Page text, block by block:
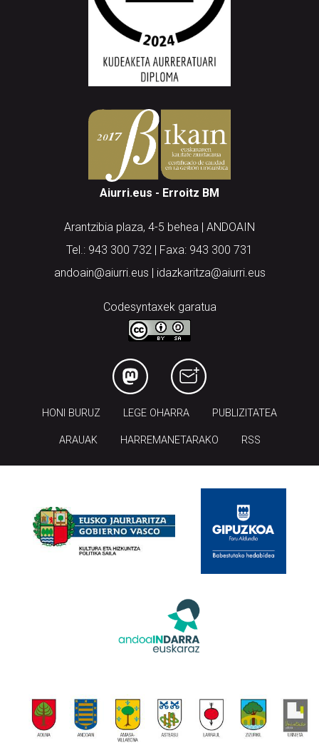
Aiurri.eus - Erroitz BM
Arantzibia plaza, 4-5 behea | ANDOAIN
Tel.: 943 300 732 | Faxa: 943 300 731
andoain@aiurri.eus | idazkaritza@aiurri.eus
Codesyntaxek garatua
HONI BURUZ LEGE OHARRA PUBLIZITATEA
ARAUAK HARREMANETARAKO RSS